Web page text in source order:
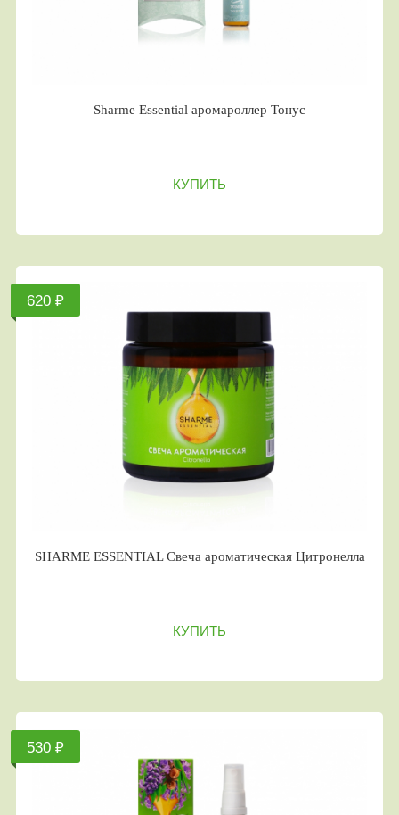
Sharme Essential аромароллер Тонус
КУПИТЬ
620 ₽
SHARME ESSENTIAL Свеча ароматическая Цитронелла
КУПИТЬ
530 ₽